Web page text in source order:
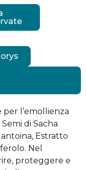
per l’emollienza
di Sacha
Estratto
Nel
proteggere e